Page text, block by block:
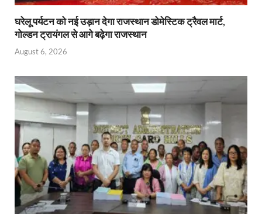
घरेलू पर्यटन को नई उड़ान देगा राजस्थान डोमेस्टिक ट्रैवल मार्ट,
गोल्डन ट्रायंगल से आगे बढ़ेगा राजस्थान
August 6, 2026